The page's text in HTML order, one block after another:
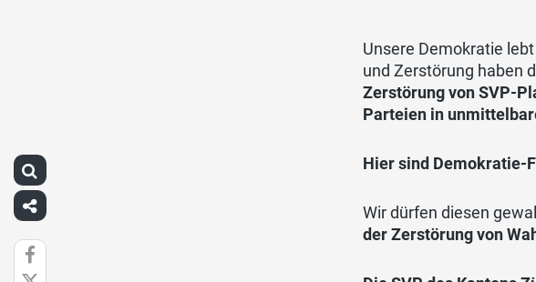
Unsere Demokratie
und Zerstörung haben
Zerstörung von SVP-
Parteien in
Hier sind Demokratie-
Wir dürfen diesen
der Zerstörung von